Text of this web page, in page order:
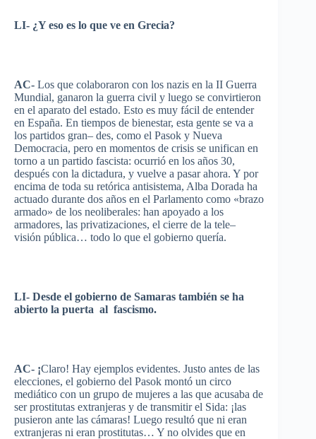
LI- ¿Yeso es lo que ve en Grecia?
AC- Los que colaboraron con los nazis en la II Guerra
Mundial, ganaron la guerra civil y luego se convirtieron
en el aparato del estado. Esto es muy fácil de entender
en España. En tiempos de bienestar, esta gente se va a
los partidos gran– des, como el Pasok y Nueva
Democracia, pero en momentos de crisis se unifican en
torno a un partido fascista: ocurrió en los años 30,
después con la dictadura, y vuelve a pasar ahora. Y por
encima de toda su retórica antisistema, Alba Dorada ha
actuado durante dos años en el Parlamento como «brazo
armado» de los neoliberales: han apoyado a los
armadores, las privatizaciones, el cierre de la tele–
visión pública… todo lo que el gobierno quería.
LI- Desde el gobierno de Samaras también se ha
abierto la puerta al fascismo.
AC- ¡Claro! Hay ejemplos evidentes. Justo antes de las
elecciones, el gobierno del Pasok montó un circo
mediático con un grupo de mujeres a las que acusaba de
ser prostitutas extranjeras y de transmitirel Sida: ¡las
pusieron ante las cámaras! Luego resultó que ni eran
extranjeras ni eran prostitutas… Y no olvides que en